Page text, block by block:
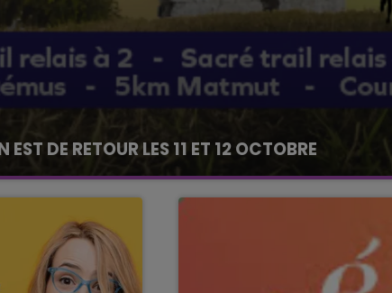
10h00 - 14h00
LE TICKET DE CAISSE
DE RETOUR LES 11 ET 12 OCTOBRE